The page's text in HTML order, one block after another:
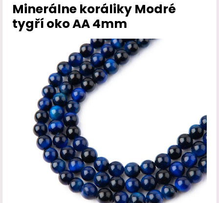
Minerálne koráliky Modré
tygří oko AA 4mm